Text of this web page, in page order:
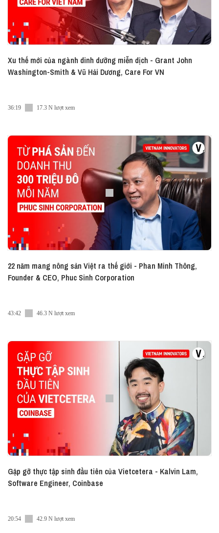
compiled from Vietnam Innovator episodes
here: https://vn.elsaspeak.com/vietcetera/. Hãy để
lại lời nhắn, phản hồi hay bất kì câu hỏi cho chúng
tôi tại vi@vietcetera.com nhé. #Vietcetera_Podcast
#VI #Vietcetera
Xu thế mới của ngành dinh dưỡng miễn dịch - Grant John
Washington-Smith & Vũ Hải Dương, Care For VN
36:19 17.3 N lượt xem
22 năm mang nông sản Việt ra thế giới - Phan Minh Thông,
Founder & CEO, Phuc Sinh Corporation
43:42 46.3 N lượt xem
Gặp gỡ thực tập sinh đầu tiên của Vietcetera - Kalvin Lam,
Software Engineer, Coinbase
20:54 42.9 N lượt xem